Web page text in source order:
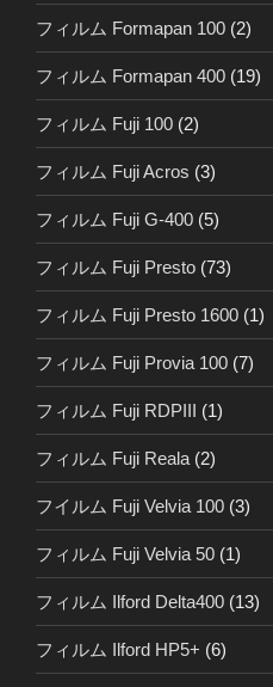
フィルム Formapan 100 (2)
フィルム Formapan 400 (19)
フィルム Fuji 100 (2)
フィルム Fuji Acros (3)
フィルム Fuji G-400 (5)
フィルム Fuji Presto (73)
フィルム Fuji Presto 1600 (1)
フィルム Fuji Provia 100 (7)
フィルム Fuji RDPIII (1)
フィルム Fuji Reala (2)
フイルム Fuji Velvia 100 (3)
フィルム Fuji Velvia 50 (1)
フィルム Ilford Delta400 (13)
フィルム Ilford HP5+ (6)